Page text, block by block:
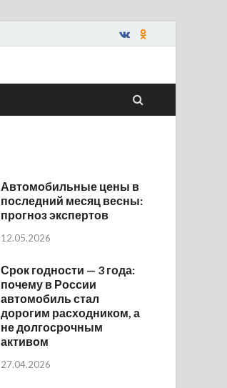
Автомобильные цены в
последний месяц весны:
прогноз экспертов
12.05.2026
Срок годности — 3 года:
почему в России
автомобиль стал
дорогим расходником, а
не долгосрочным
активом
27.04.2026